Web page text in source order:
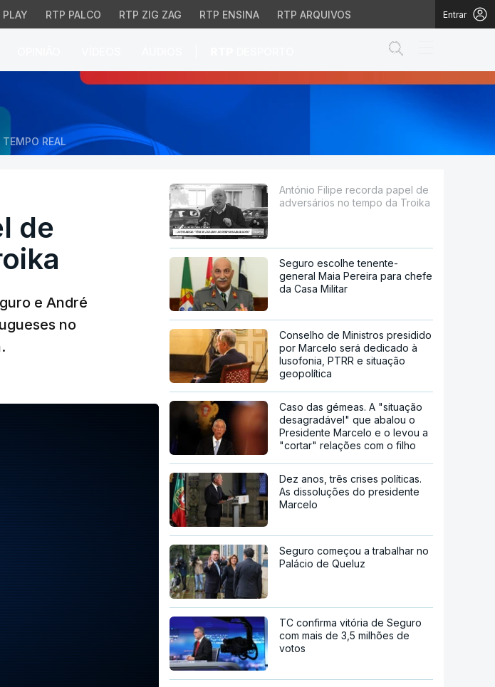
PLAY RTP PALCO RTP ZIG ZAG RTP ENSINA RTP ARQUIVOS Entrar
adversários no tempo da Troika
TEMPO REAL
de
e André
no
António Filipe recorda papel de
adversários no tempo da Troika
Seguro escolhe tenente-
general Maia Pereira para chefe
da Casa Militar
Conselho de Ministros presidido
por Marcelo será dedicado à
lusofonia, PTRR e situação
geopolítica
Caso das gémeas. A "situação
desagradável" que abalou o
Presidente Marcelo e o levou a
"cortar" relações com o filho
Dez anos, três crises políticas.
As dissoluções do presidente
Marcelo
Seguro começou a trabalhar no
Palácio de Queluz
TC confirma vitória de Seguro
com mais de 3,5 milhões de
votos